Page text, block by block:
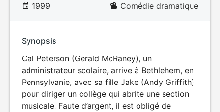
1999 Comédie dramatique
Synopsis
Cal Peterson (Gerald McRaney), un
administrateur scolaire, arrive à Bethlehem, en
Pennsylvanie, avec sa fille Jake (Andy Griffith)
pour diriger un collège qui abrite une section
musicale. Faute d’argent, il est obligé de